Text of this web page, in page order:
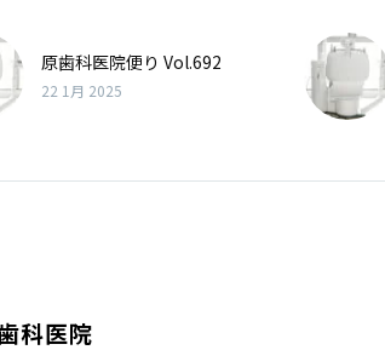
原歯科医院便り Vol.692
22 1月 2025
科医院